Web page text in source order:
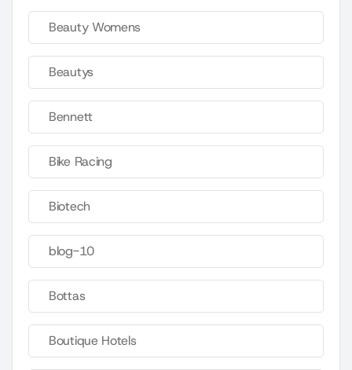
Beauty Womens
Beautys
Bennett
Bike Racing
Biotech
blog-10
Bottas
Boutique Hotels